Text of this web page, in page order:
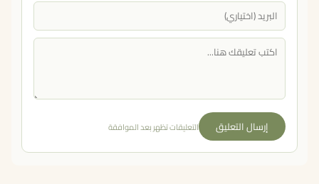
إرسال التعليق التعليقات تظهر بعد الموافقة